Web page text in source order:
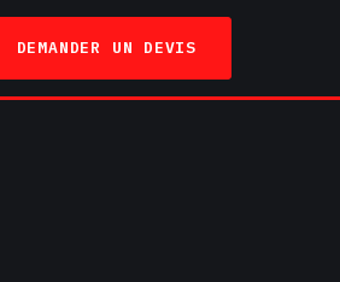
DEMANDER UN DEVIS